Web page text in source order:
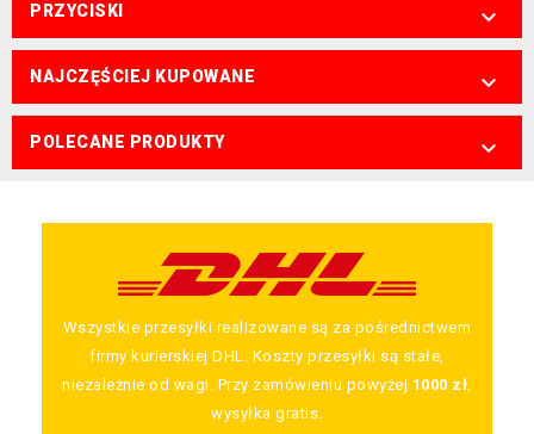
PRZYCISKI 
NAJCZĘŚCIEJ KUPOWANE 
POLECANE PRODUKTY 
Wszystkie przesyłki realizowane są za pośrednictwem
firmy kurierskiej DHL. Koszty przesyłki są stałe,
niezależnie od wagi. Przy zamówieniu powyżej 1000 zł
wysyłka gratis.